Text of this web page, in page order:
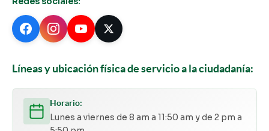
Líneas y ubicación física de servicio a la ciudadanía:
Horario:
Lunes a viernes de 8 am a 11:50 am y de 2 pm a